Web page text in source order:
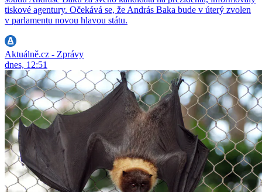
tiskové agentury. Očekává se, že András Baka bude v úterý zvolen
v parlamentu novou hlavou státu.
Aktuálně.cz - Zprávy
dnes, 12:51